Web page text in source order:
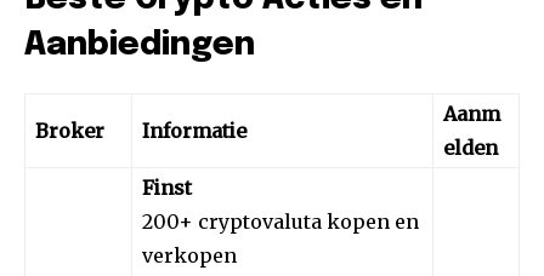
Aanbiedingen
Broker Informatie
Aanm
elden
Finst
200+ cryptovaluta kopen en
verkopen